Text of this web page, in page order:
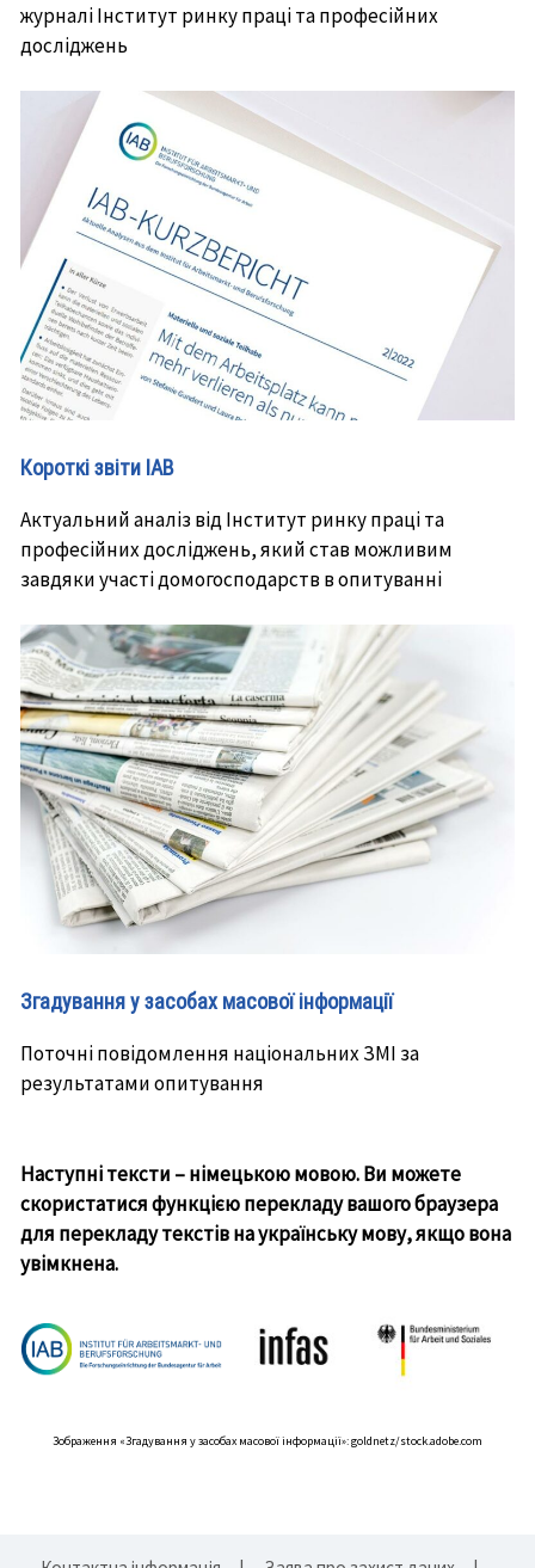
журналі Інститут ринку праці та професійних
досліджень
Короткі звіти IAB
Актуальний аналіз від Інститут ринку праці та
професійних досліджень, який став можливим
завдяки участі домогосподарств в опитуванні
Згадування у засобах масової інформації
Поточні повідомлення національних ЗМІ за
результатами опитування
Наступні тексти – німецькою мовою. Ви можете
скористатися функцією перекладу вашого браузера
для перекладу текстів на українську мову, якщо вона
увімкнена.
Зображення «Згадування у засобах масової інформації»: goldnetz/stock.adobe.com